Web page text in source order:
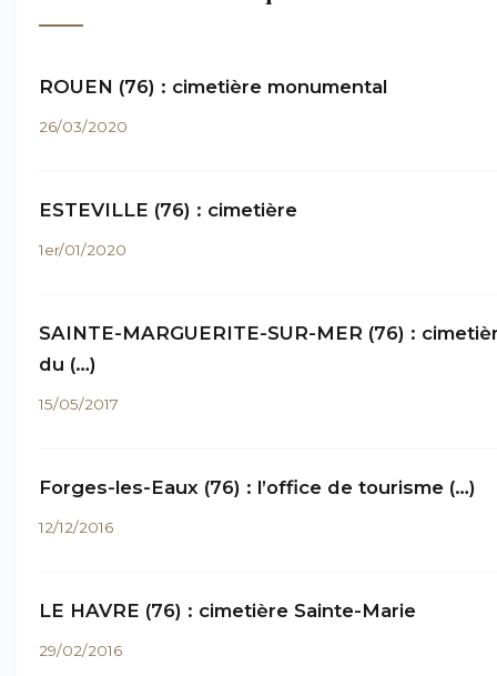
ROUEN (76) : cimetière monumental
26/03/2020
ESTEVILLE (76) : cimetière
1er/01/2020
SAINTE-MARGUERITE-SUR-MER (76) :
du (…)
15/05/2017
Forges-les-Eaux (76) : l’office de tourisme (…)
12/12/2016
LE HAVRE (76) : cimetière Sainte-Marie
29/02/2016